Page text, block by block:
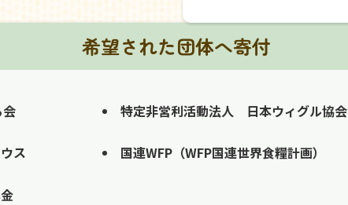
希望された団体へ寄付
特定非営利活動法人 日本ウィグル協会
ス 国連WFP（WFP国連世界食糧計画）